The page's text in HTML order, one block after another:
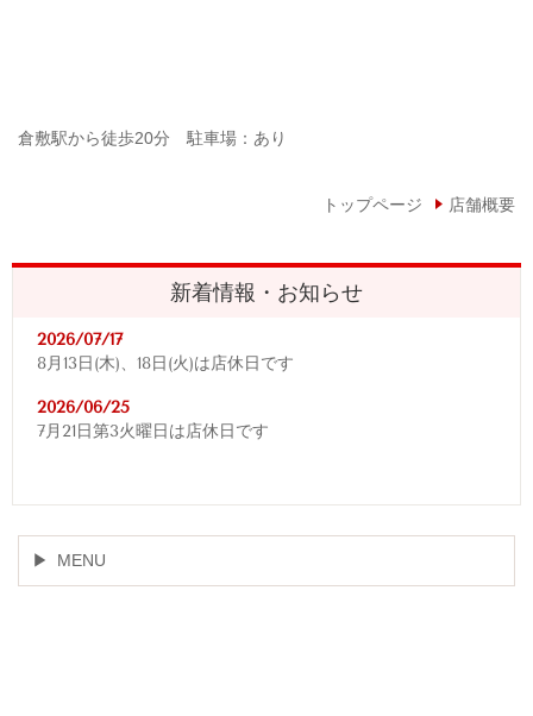
倉敷駅から徒歩20分 駐車場：あり
トップページ 店舗概要
新着情報・お知らせ
2026/07/17
8月13日(木)、18日(火)は店休日です
2026/06/25
7月21日第3火曜日は店休日です
MENU